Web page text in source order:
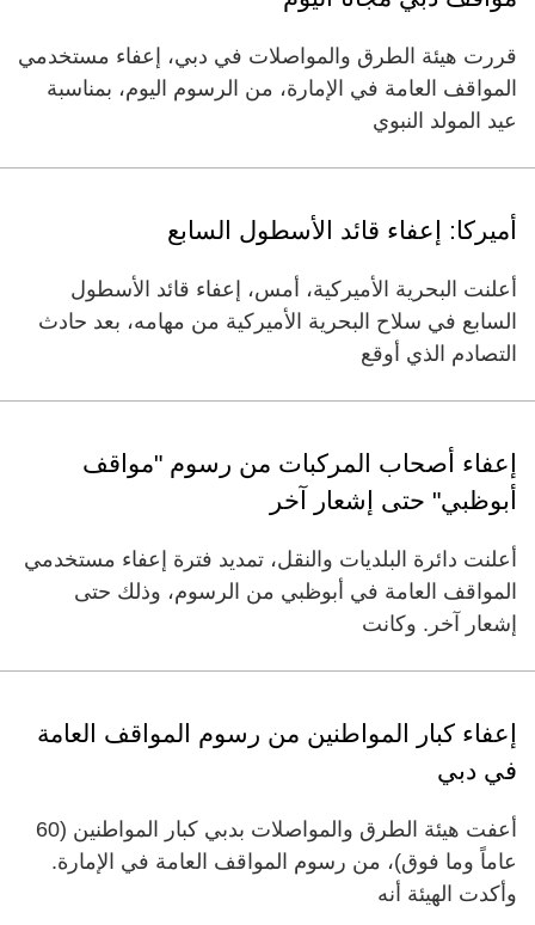
قررت هيئة الطرق والمواصلات في دبي، إعفاء مستخدمي
المواقف العامة في الإمارة، من الرسوم اليوم، بمناسبة
عيد المولد النبوي
أميركا: إعفاء قائد الأسطول السابع
أعلنت البحرية الأميركية، أمس، إعفاء قائد الأسطول
السابع في سلاح البحرية الأميركية من مهامه، بعد حادث
التصادم الذي أوقع
إعفاء أصحاب المركبات من رسوم "مواقف
أبوظبي" حتى إشعار آخر
أعلنت دائرة البلديات والنقل، تمديد فترة إعفاء مستخدمي
المواقف العامة في أبوظبي من الرسوم، وذلك حتى
إشعار آخر. وكانت
إعفاء كبار المواطنين من رسوم المواقف العامة
في دبي
أعفت هيئة الطرق والمواصلات بدبي كبار المواطنين (60
عاماً وما فوق)، من رسوم المواقف العامة في الإمارة.
وأكدت الهيئة أنه